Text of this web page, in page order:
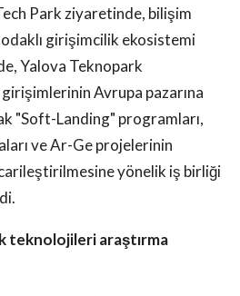
Park ziyaretinde, bilişim
girişimcilik ekosistemi
Yalova Teknopark
Avrupa pazarına
"Soft-Landing" programları,
ve Ar-Ge projelerinin
yönelik iş birliği
teknolojileri araştırma